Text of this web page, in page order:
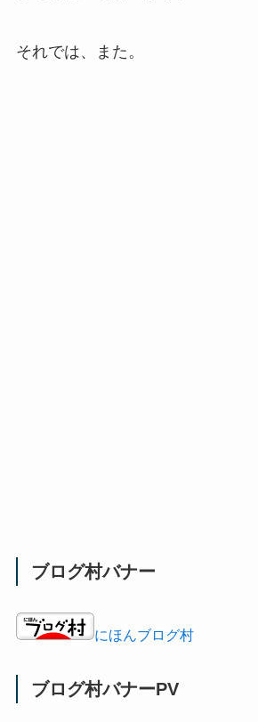
それでは、また。
ブログ村バナー
にほんブログ村
ブログ村バナーPV